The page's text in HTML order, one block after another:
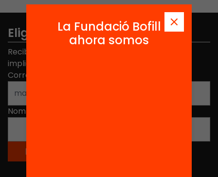
Elige equidad
Recibe contenidos, iniciativas y proyectos para
implicarte.
Correo electrónico
Nombre
La Fundació Bofill
ahora somos